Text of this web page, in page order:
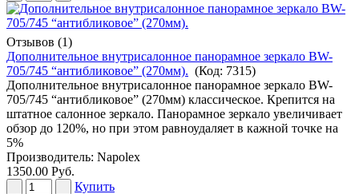
Отзывов (1)
Дополнительное внутрисалонное панорамное зеркало BW-
705/745 “антибликовое” (270мм). (Код: 7315)
Дополнительное внутрисалонное панорамное зеркало BW-
705/745 “антибликовое” (270мм) классическое. Крепится на
штатное салонное зеркало. Панорамное зеркало увеличивает
обзор до 120%, но при этом равноудаляет в кажной точке на
5%
Производитель: Napolex
1350.00 Руб.
Купить